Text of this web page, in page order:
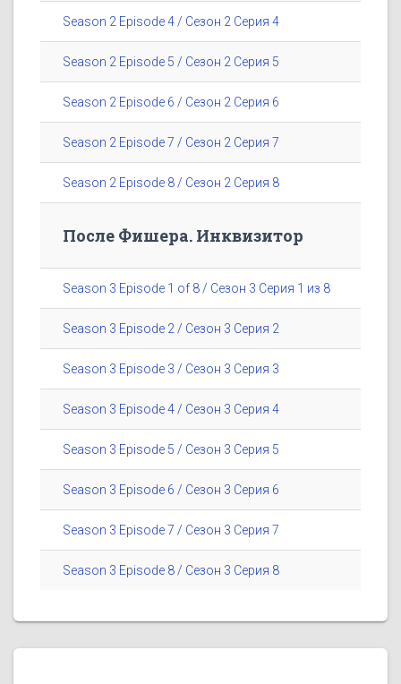
Season 2 Episode 4 / Сезон 2 Серия 4
Season 2 Episode 5 / Сезон 2 Серия 5
Season 2 Episode 6 / Сезон 2 Серия 6
Season 2 Episode 7 / Сезон 2 Серия 7
Season 2 Episode 8 / Сезон 2 Серия 8
После Фишера. Инквизитор
Season 3 Episode 1 of 8 / Сезон 3 Серия 1 из 8
Season 3 Episode 2 / Сезон 3 Серия 2
Season 3 Episode 3 / Сезон 3 Серия 3
Season 3 Episode 4 / Сезон 3 Серия 4
Season 3 Episode 5 / Сезон 3 Серия 5
Season 3 Episode 6 / Сезон 3 Серия 6
Season 3 Episode 7 / Сезон 3 Серия 7
Season 3 Episode 8 / Сезон 3 Серия 8